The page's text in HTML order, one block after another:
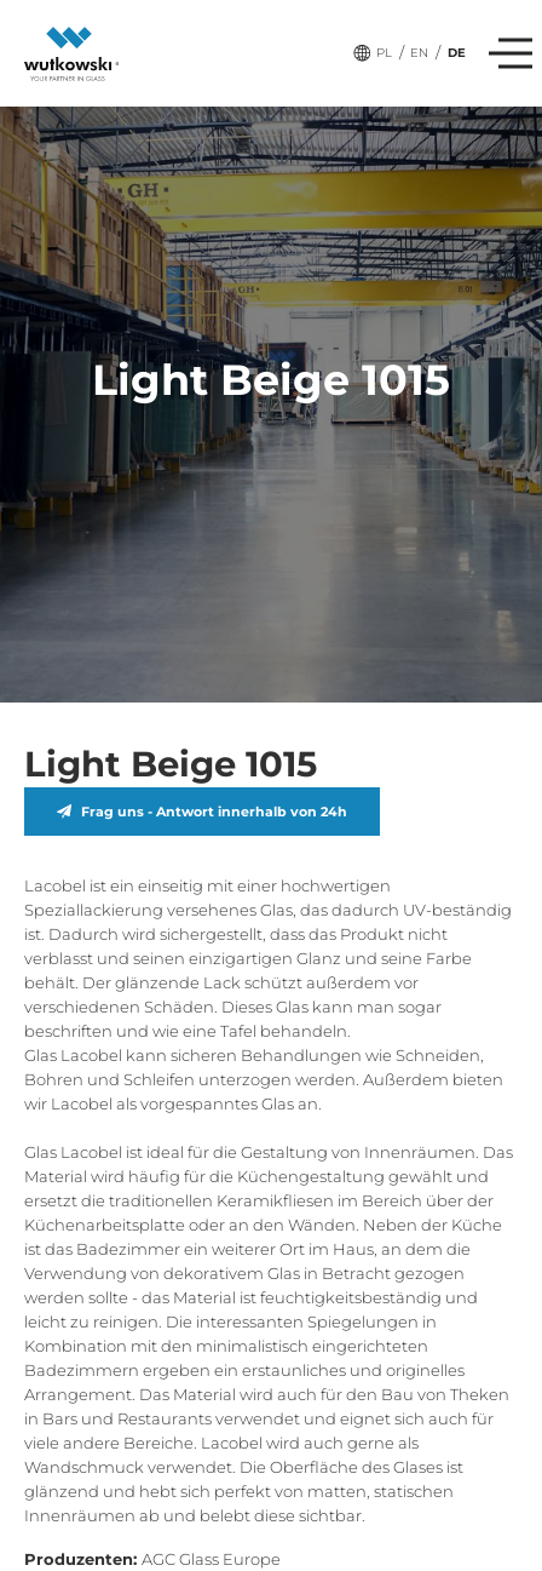
PL / EN / DE
Light Beige 1015
Light Beige 1015
Frag uns - Antwort innerhalb von 24h
Lacobel ist ein einseitig mit einer hochwertigen
Speziallackierung versehenes Glas, das dadurch UV-beständig
ist. Dadurch wird sichergestellt, dass das Produkt nicht
verblasst und seinen einzigartigen Glanz und seine Farbe
behält. Der glänzende Lack schützt außerdem vor
verschiedenen Schäden. Dieses Glas kann man sogar
beschriften und wie eine Tafel behandeln.
Glas Lacobel kann sicheren Behandlungen wie Schneiden,
Bohren und Schleifen unterzogen werden. Außerdem bieten
wir Lacobel als vorgespanntes Glas an.
Glas Lacobel ist ideal für die Gestaltung von Innenräumen. Das
Material wird häufig für die Küchengestaltung gewählt und
ersetzt die traditionellen Keramikfliesen im Bereich über der
Küchenarbeitsplatte oder an den Wänden. Neben der Küche
ist das Badezimmer ein weiterer Ort im Haus, an dem die
Verwendung von dekorativem Glas in Betracht gezogen
werden sollte - das Material ist feuchtigkeitsbeständig und
leicht zu reinigen. Die interessanten Spiegelungen in
Kombination mit den minimalistisch eingerichteten
Badezimmern ergeben ein erstaunliches und originelles
Arrangement. Das Material wird auch für den Bau von Theken
in Bars und Restaurants verwendet und eignet sich auch für
viele andere Bereiche. Lacobel wird auch gerne als
Wandschmuck verwendet. Die Oberfläche des Glases ist
glänzend und hebt sich perfekt von matten, statischen
Innenräumen ab und belebt diese sichtbar.
Produzenten: AGC Glass Europe